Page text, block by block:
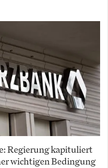
Regierung kapituliert
wichtigen Bedingung